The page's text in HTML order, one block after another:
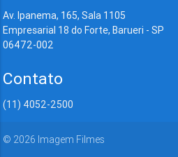
Av. Ipanema, 165, Sala 1105
Empresarial 18 do Forte, Barueri - SP
06472-002
Contato
(11) 4052-2500
© 2026 Imagem Filmes